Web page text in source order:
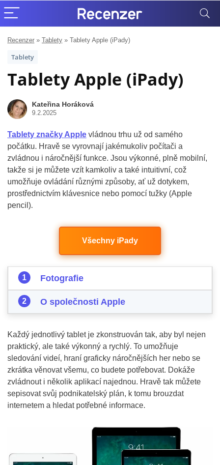
Recenzer » Tablety » Tablety Apple (iPady)
Tablety
Tablety Apple (iPady)
Kateřina Horáková
9.2.2025
Tablety značky Apple vládnou trhu už od samého
počátku. Hravě se vyrovnají jakémukoliv počítači a
zvládnou i náročnější funkce. Jsou výkonné, plně mobilní,
takže si je můžete vzít kamkoliv a také intuitivní, což
umožňuje ovládání různými způsoby, ať už dotykem,
prostřednictvím klávesnice nebo pomocí tužky (Apple
pencil).
Všechny iPady
Fotografie
O společnosti Apple
Každý jednotlivý tablet je zkonstruován tak, aby byl nejen
praktický, ale také výkonný a rychlý. To umožňuje
sledování videí, hraní graficky náročnějších her nebo se
zkrátka věnovat všemu, co budete potřebovat. Dokáže
zvládnout i několik aplikací najednou. Hravě tak můžete
sepisovat svůj podnikatelský plán, k tomu brouzdat
internetem a hledat potřebné informace.